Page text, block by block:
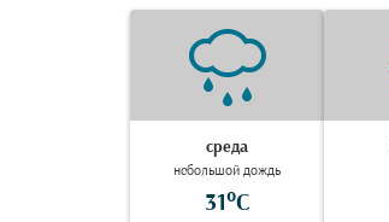
среда
небольшой дождь
31°C